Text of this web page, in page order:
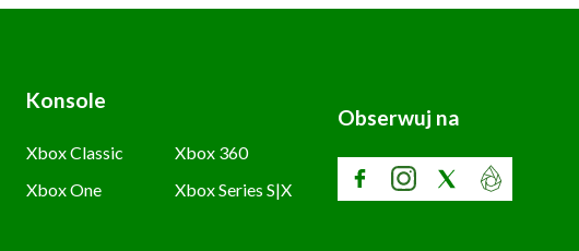
Konsole
Xbox Classic
Xbox 360
Xbox One
Xbox Series S|X
Obserwuj na